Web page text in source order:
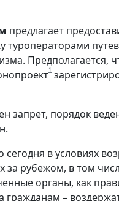
предлагает
туроператорами
Предполагается,
1
запрет, порядок
сегодня в условиях
за рубежом, в том
органы, как
гражданам –